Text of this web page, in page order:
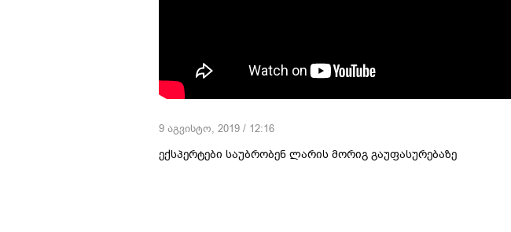
9 აგვისტო, 2019 / 12:16
ექსპერტები საუბრობენ ლარის მორიგ გაუფასურებაზე